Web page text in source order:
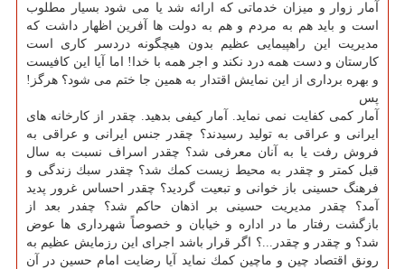
آمار زوار و میزان خدماتی كه ارائه شد یا می شود بسیار مطلوب
است و باید هم به مردم و هم به دولت ها آفرین اظهار داشت كه
مدیریت این راهپیمایی عظیم بدون هیچگونه دردسر كاری است
كارستان و دست همه درد نكند و اجر همه با خدا! اما آیا این كافیست
و بهره برداری از این نمایش اقتدار به همین جا ختم می شود؟ هرگز!
پس
آمار كمی كفایت نمی نماید. آمار كیفی بدهید. چقدر از كارخانه های
ایرانی و عراقی به تولید رسیدند؟ چقدر جنس ایرانی و عراقی به
فروش رفت یا به آنان معرفی شد؟ چقدر اسراف نسبت به سال
قبل كمتر و چقدر به محیط زیست كمك شد؟ چقدر سبك زندگی و
فرهنگ حسینی باز خوانی و تبعیت گردید؟ چقدر احساس غرور پدید
آمد؟ چقدر مدیریت حسینی بر اذهان حاكم شد؟ چفدر بعد از
بازگشت رفتار ما در اداره و خیابان و خصوصاً شهرداری ها عوض
شد؟ و چقدر و چقدر...؟ اگر قرار باشد اجرای این رزمایش عظیم به
رونق اقتصاد چین و ماچین كمك نماید آیا رضایت امام حسین در آن